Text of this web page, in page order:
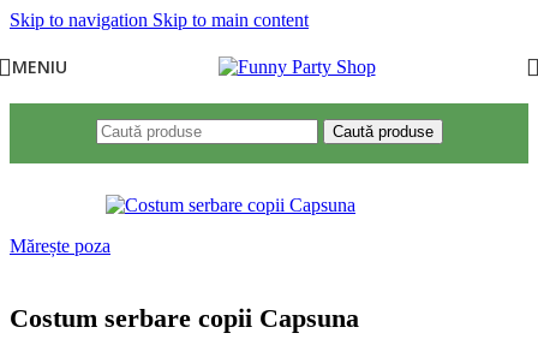
Skip to navigation Skip to main content
MENIU
Caută produse
Mărește poza
Costum serbare copii Capsuna